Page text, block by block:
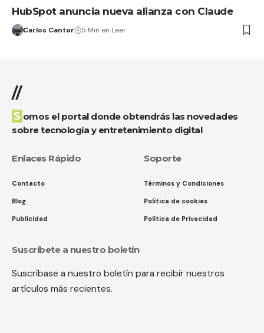
HubSpot anuncia nueva alianza con Claude
Carlos Cantor 5 Min en Leer
//
Somos el portal donde obtendrás las novedades
sobre tecnología y entretenimiento digital
Enlaces Rápido
Contacto
Blog
Publicidad
Soporte
Términos y Condiciones
Política de cookies
Política de Privacidad
Suscríbete a nuestro boletín
Suscríbase a nuestro boletín para recibir nuestros
artículos más recientes.